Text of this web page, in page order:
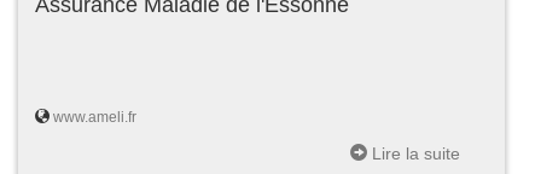
www.ameli.fr
Lire la suite